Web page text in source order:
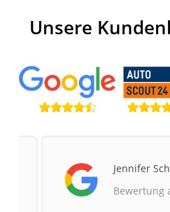
Unsere
Jennifer
Bewertung